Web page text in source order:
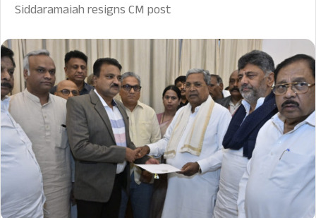
Siddaramaiah resigns CM post